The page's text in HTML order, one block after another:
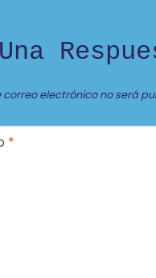
correo electrónico no será
*